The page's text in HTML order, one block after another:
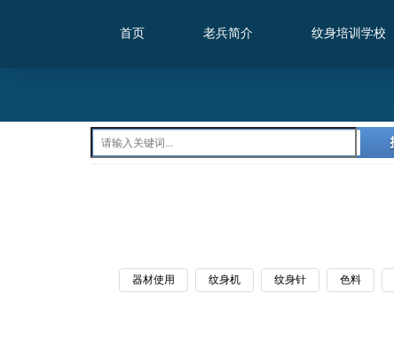
首页 老兵简介 纹身培训学校
器材使用 纹身机 纹身针 色料